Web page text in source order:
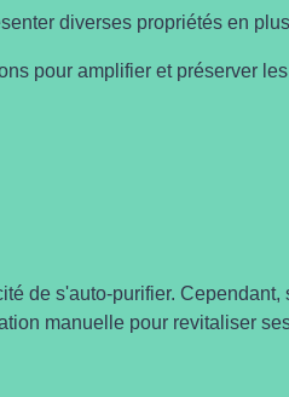
diverses propriétés en
pour amplifier et préserver
de s'auto-purifier.
manuelle pour revitaliser